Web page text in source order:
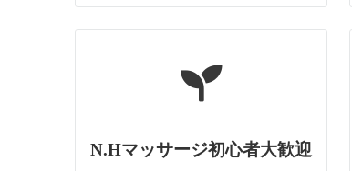
N.Hマッサージ初心者大歓迎